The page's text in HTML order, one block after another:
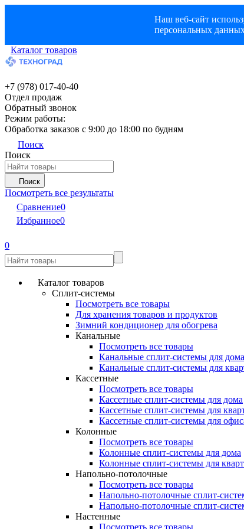
Наш веб-сайт
персональных
Каталог товаров
+7 (978) 017-40-40
Отдел продаж
Обратный звонок
Режим работы:
Обработка заказов с 9:00 до 18:00 по будням
Поиск
Поиск
Поиск
Посмотреть все результаты
Сравнение0
Избранное0
0
Каталог товаров
Сплит-системы
Посмотреть все товары
Для хранения товаров и продуктов
Зимний кондиционер для обогрева
Канальные
Посмотреть все товары
Канальные сплит-системы для дома
Канальные сплит-системы для
Кассетные
Посмотреть все товары
Кассетные сплит-системы для дома
Кассетные сплит-системы для
Кассетные сплит-системы для
Колонные
Посмотреть все товары
Колонные сплит-системы для дома
Колонные сплит-системы для
Напольно-потолочные
Посмотреть все товары
Напольно-потолочные сплит-
Напольно-потолочные сплит-
Настенные
Посмотреть все товары